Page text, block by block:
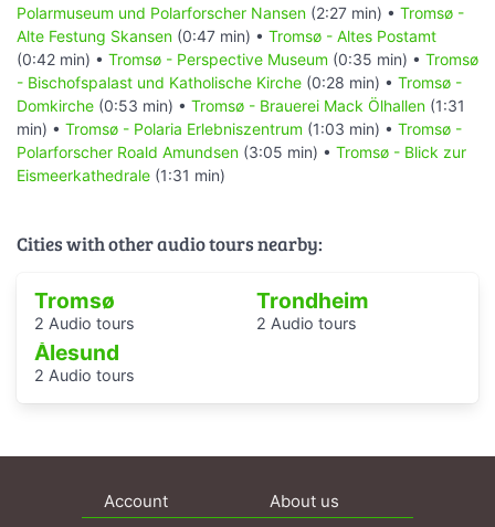
Polarmuseum und Polarforscher Nansen (2:27 min) • Tromsø -
Alte Festung Skansen (0:47 min) • Tromsø - Altes Postamt
(0:42 min) • Tromsø - Perspective Museum (0:35 min) • Tromsø
- Bischofspalast und Katholische Kirche (0:28 min) • Tromsø -
Domkirche (0:53 min) • Tromsø - Brauerei Mack Ölhallen (1:31
min) • Tromsø - Polaria Erlebniszentrum (1:03 min) • Tromsø -
Polarforscher Roald Amundsen (3:05 min) • Tromsø - Blick zur
Eismeerkathedrale (1:31 min)
Cities with other audio tours nearby:
Tromsø
2 Audio tours
Trondheim
2 Audio tours
Ålesund
2 Audio tours
Account About us